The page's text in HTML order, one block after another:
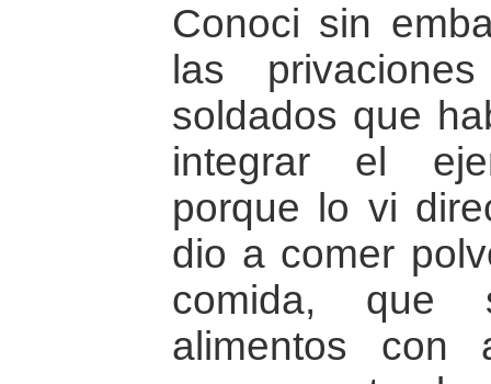
Conoci sin
las
soldados que
integrar el
porque lo vi
dio a comer
comida, que
alimentos con